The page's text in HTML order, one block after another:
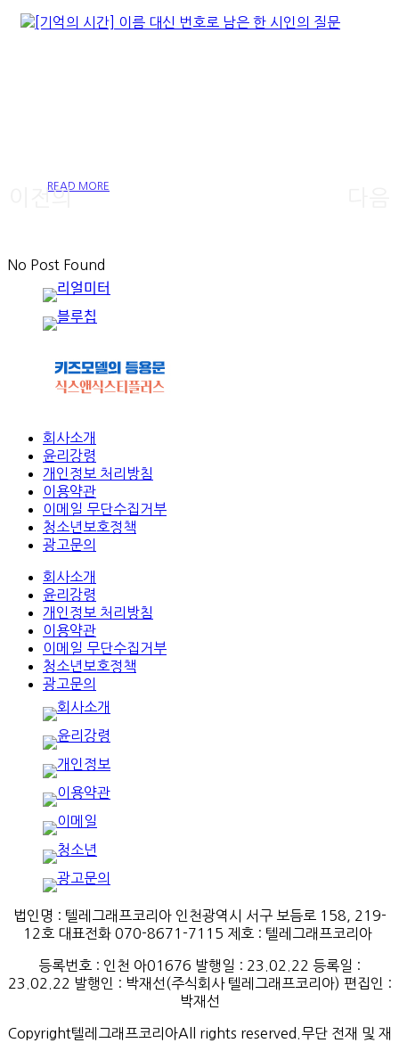
READ MORE
No Post Found
회사소개
윤리강령
개인정보 처리방침
이용약관
이메일 무단수집거부
청소년보호정책
광고문의
회사소개
윤리강령
개인정보 처리방침
이용약관
이메일 무단수집거부
청소년보호정책
광고문의
이전의
법인명 : 텔레그래프코리아 인천광역시 서구 보듬로 158, 219-
12호 대표전화 070-8671-7115 제호 : 텔레그래프코리아
등록번호 : 인천 아01676 발행일 : 23.02.22 등록일 :
23.02.22 발행인 : 박재선(주식회사텔레그래프코리아) 편집인 :
박재선
Copyright텔레그래프코리아All rights reserved.무단 전재 및 재